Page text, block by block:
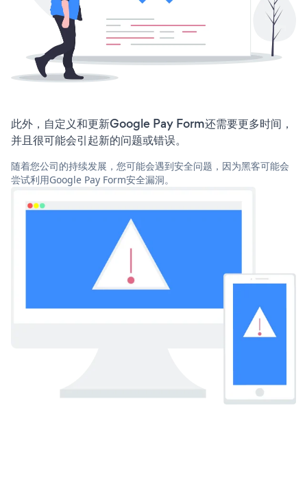
此外，自定义和更新Google Pay Form还需要更多时间，
并且很可能会引起新的问题或错误。
随着您公司的持续发展，您可能会遇到安全问题，因为黑客可能会
尝试利用Google Pay Form安全漏洞。